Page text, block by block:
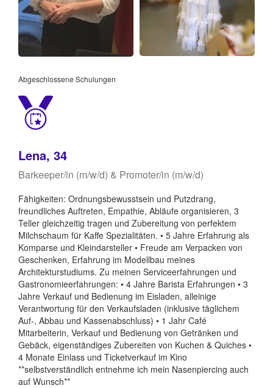
Abgeschlossene Schulungen
Lena, 34
Barkeeper/in (m/w/d) & Promoter/in (m/w/d)
Fähigkeiten: Ordnungsbewusstsein und Putzdrang,
freundliches Auftreten, Empathie, Abläufe organisieren, 3
Teller gleichzeitig tragen und Zubereitung von perfektem
Milchschaum für Kaffe Spezialitäten. • 5 Jahre Erfahrung als
Komparse und Kleindarsteller • Freude am Verpacken von
Geschenken, Erfahrung im Modellbau meines
Architekturstudiums. Zu meinen Serviceerfahrungen und
Gastronomieerfahrungen: • 4 Jahre Barista Erfahrungen • 3
Jahre Verkauf und Bedienung im Eisladen, alleinige
Verantwortung für den Verkaufsladen (inklusive täglichem
Auf-, Abbau und Kassenabschluss) • 1 Jahr Café
Mitarbeiterin, Verkauf und Bedienung von Getränken und
Gebäck, eigenständiges Zubereiten von Kuchen & Quiches •
4 Monate Einlass und Ticketverkauf im Kino
**selbstverständlich entnehme ich mein Nasenpiercing auch
auf Wunsch**